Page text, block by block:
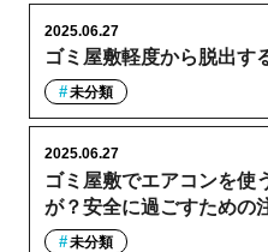
ゴミ屋敷軽度から脱出す
2025.06.27
未分類
ゴミ屋敷でエアコンを使
が？安全に過ごすための
2025.06.27
未分類